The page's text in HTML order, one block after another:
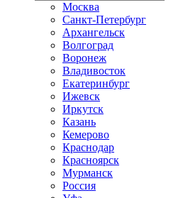
Москва
Санкт-Петербург
Архангельск
Волгоград
Воронеж
Владивосток
Екатеринбург
Ижевск
Иркутск
Казань
Кемерово
Краснодар
Красноярск
Мурманск
Россия